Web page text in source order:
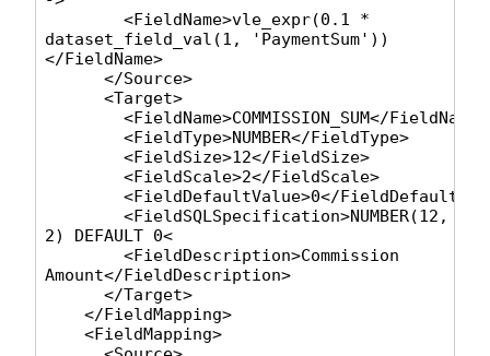
<FieldName>vle_expr(0.1 *
dataset_field_val(1, 'PaymentSum'))
</FieldName>
</Source>
<Target>
<FieldName>COMMISSION_SUM</FieldName>
<FieldType>NUMBER</FieldType>
<FieldSize>12</FieldSize>
<FieldScale>2</FieldScale>
<FieldDefaultValue>0</
<FieldSQLSpecification>NUMBER(12,
2) DEFAULT 0<
<FieldDescription>Commission
Amount</FieldDescription>
</Target>
</FieldMapping>
<FieldMapping>